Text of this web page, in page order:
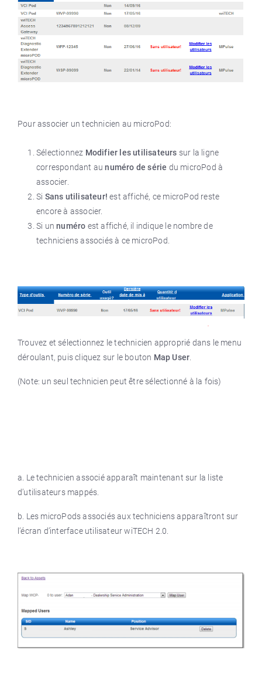
Pour associer un technicien au microPod:
Sélectionnez Modifier les utilisateurs sur la ligne
correspondant aunuméro de série du microPod à
associer.
Si Sans utilisateur! est affiché, ce microPod reste
encore à associer.
Si unnuméro est affiché, il indique le nombre de
techniciens associés à ce microPod.
Trouvez et sélectionnez le technicien approprié dans le menu
déroulant, puis cliquez sur le bouton Map User
(Note: un seul technicien peut être sélectionné à la fois)
a. Le technicien associé apparaît maintenant sur la liste
d’utilisateurs mappés.
b. Les microPods associés aux techniciens apparaîtront sur
l’écran d’interface utilisateur wiTECH 2.0.